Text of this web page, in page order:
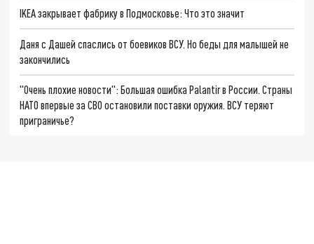
IKEA закрывает фабрику в Подмосковье: Что это значит
Даня с Дашей спаслись от боевиков ВСУ. Но беды для малышей не
закончились
"Очень плохие новости": Большая ошибка Palantir в России. Страны
НАТО впервые за СВО остановили поставки оружия. ВСУ теряют
приграничье?